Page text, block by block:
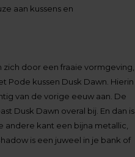
aan kussens en
door een fraaie vormgeving,
Pode kussen Dusk Dawn. Hierin
van de vorige eeuw aan. De
Dusk Dawn overal bij. En dan is
andere kant een bijna metallic,
is een juweel in je bank of